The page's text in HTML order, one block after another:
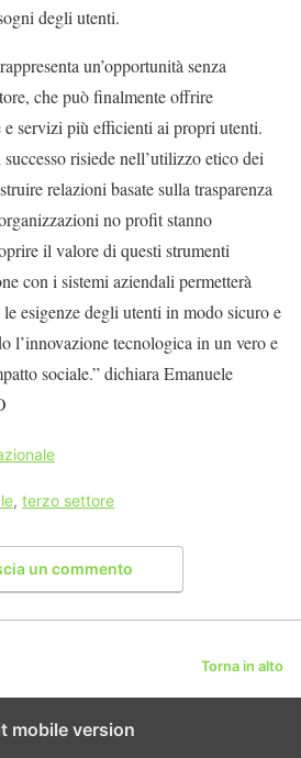
degli utenti.
un’opportunità senza
che può finalmente offrire
e servizi più efficienti ai propri utenti.
risiede nell’utilizzo etico dei
relazioni basate sulla trasparenza
no profit stanno
il valore di questi strumenti
con i sistemi aziendali permetterà
esigenze degli utenti in modo sicuro e
l’innovazione tecnologica in un vero e
sociale.” dichiara Emanuele
, terzo settore
un commento
Torna in alto
mobile version